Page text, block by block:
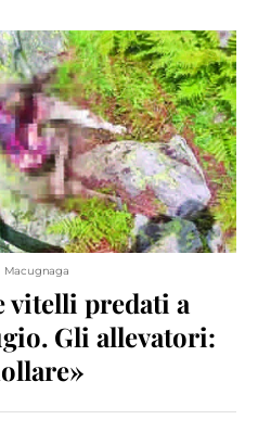
Macugnaga
vitelli predati a
Gli allevatori: